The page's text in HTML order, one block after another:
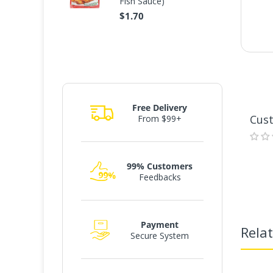
$1.70
Free Delivery
From $99+
99% Customers
Feedbacks
Payment
Secure System